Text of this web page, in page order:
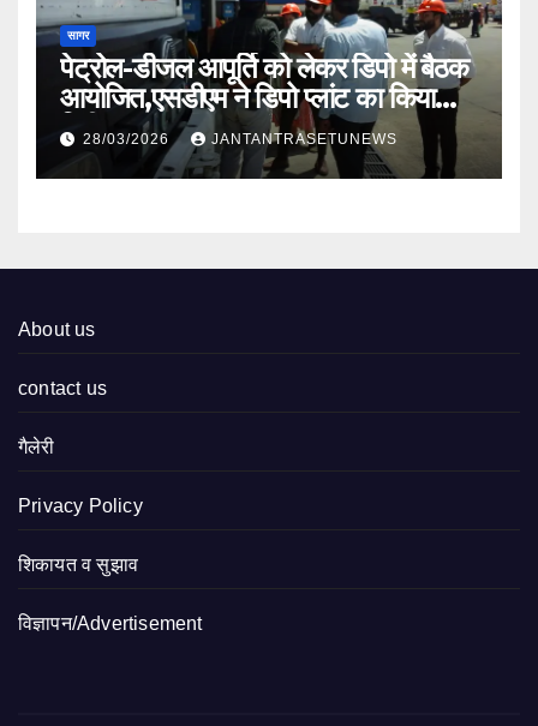
सागर
पेट्रोल-डीजल आपूर्ति को लेकर डिपो में बैठक
आयोजित,एसडीएम ने डिपो प्लांट का किया
निरीक्षण
28/03/2026 JANTANTRASETUNEWS
About us
contact us
गैलेरी
Privacy Policy
शिकायत व सुझाव
विज्ञापन/Advertisement